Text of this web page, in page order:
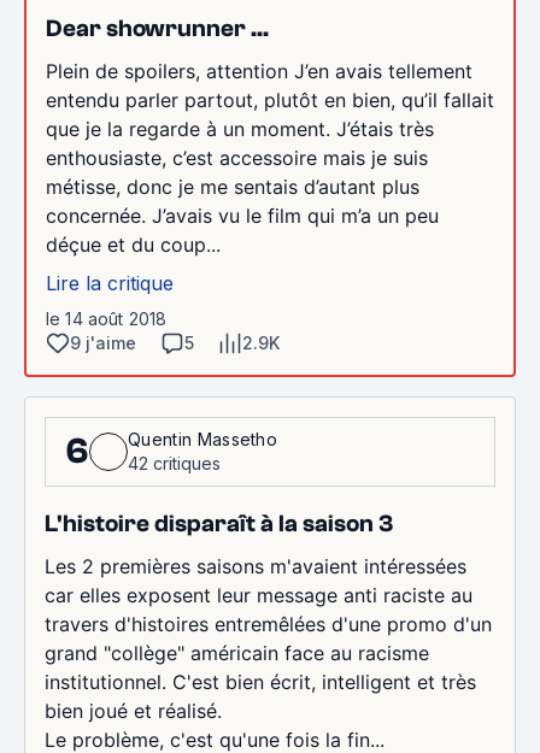
Dear showrunner ...
Plein de spoilers, attention J’en avais tellement
entendu parler partout, plutôt en bien, qu’il fallait
que je la regarde à un moment. J’étais très
enthousiaste, c’est accessoire mais je suis
métisse, donc je me sentais d’autant plus
concernée. J’avais vu le film qui m’a un peu
déçue et du coup...
Lire la critique
le 14 août 2018
9 j'aime
5 2.9K
6
Quentin Massetho
42 critiques
L'histoire disparaît à la saison 3
Les 2 premières saisons m'avaient intéressées
car elles exposent leur message anti raciste au
travers d'histoires entremêlées d'une promo d'un
grand "collège" américain face au racisme
institutionnel. C'est bien écrit, intelligent et très
bien joué et réalisé.
Le problème, c'est qu'une fois la fin...